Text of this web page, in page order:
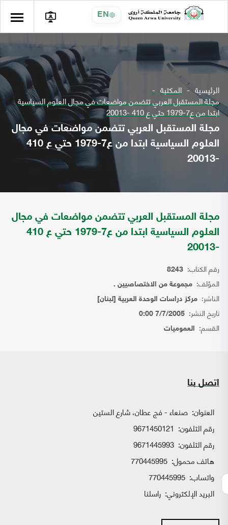
EN
الرئيسية المكتبة
مجلة المستقبل العربي تتضمن مواضعات في مجال العلوم السياسية
ابتدا من ع7-1979 حتي ع 410 -20013
مجلة المستقبل العربي تتضمن مواضعات في مجال
العلوم السياسية ابتدا من ع7-1979 حتي ع 410
-20013
مجلة المستقبل العربي تتضمن مواضعات في مجال
العلوم السياسية ابتدا من ع7-1979 حتي ع 410
-20013
رقم الكتاب: 8243
المؤلف: مجموعة من الاختصاصيين .
الناشر: مركز دراسات الوحدة العربية [لبنان]
تاريخ النشر: 7/7/2005 0:00
القسم: العموميات
اتصل بنا
العنوان: صنعاء - فج عطان، شارع الستين
رقم التلفون: 9671450121
رقم التلفون: 9671445993
هاتف محمول: 770445995
واتساب:
البريد الإلكتروني: راسلنا